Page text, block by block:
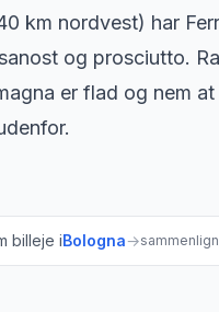
km nordvest) har
og prosciutto.
er flad og nem
billeje iBologna→